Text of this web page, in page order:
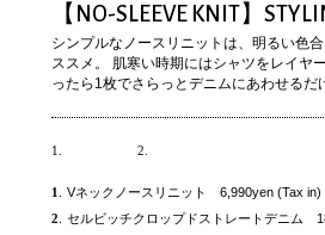
【NO-SLEEVE KNIT】
シンプルなノースリニットは、明るい色
ススメ。 肌寒い時期にはシャツをレイヤ
ったら1枚でさらっとデニムにあわせるだ
1. 2.
1
Vネックノースリニット 6,990yen (Tax in)
2
セルビッチクロップドストレートデニム